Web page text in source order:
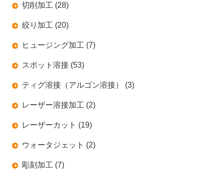
切削加工 (28)
絞り加工 (20)
ヒュージング加工 (7)
スポット溶接 (53)
ティグ溶接（アルゴン溶接） (3)
レーザー溶接加工 (2)
レーザーカット (19)
ウォータジェット (2)
彫刻加工 (7)